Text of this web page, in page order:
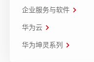
企业服务与软件
华为云
华为坤灵系列